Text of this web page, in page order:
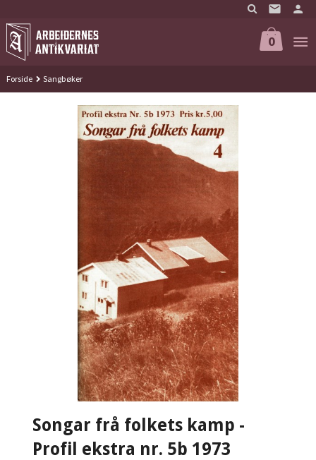
til
innholdet
0
Forside Sangbøker
Songar frå folkets kamp -
Profil ekstra nr. 5b 1973